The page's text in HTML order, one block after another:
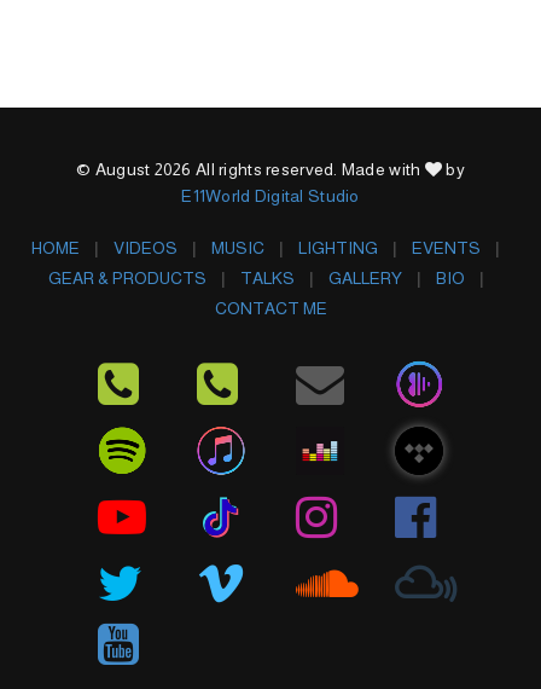
© August 2026 All rights reserved. Made with
by
E11World Digital Studio
HOME VIDEOS MUSIC LIGHTING
EVENTS
GEAR & PRODUCTS
TALKS GALLERY
BIO
CONTACT ME